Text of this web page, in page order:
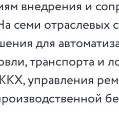
внедрения и
семи отраслевых
для
транспорта и
управления